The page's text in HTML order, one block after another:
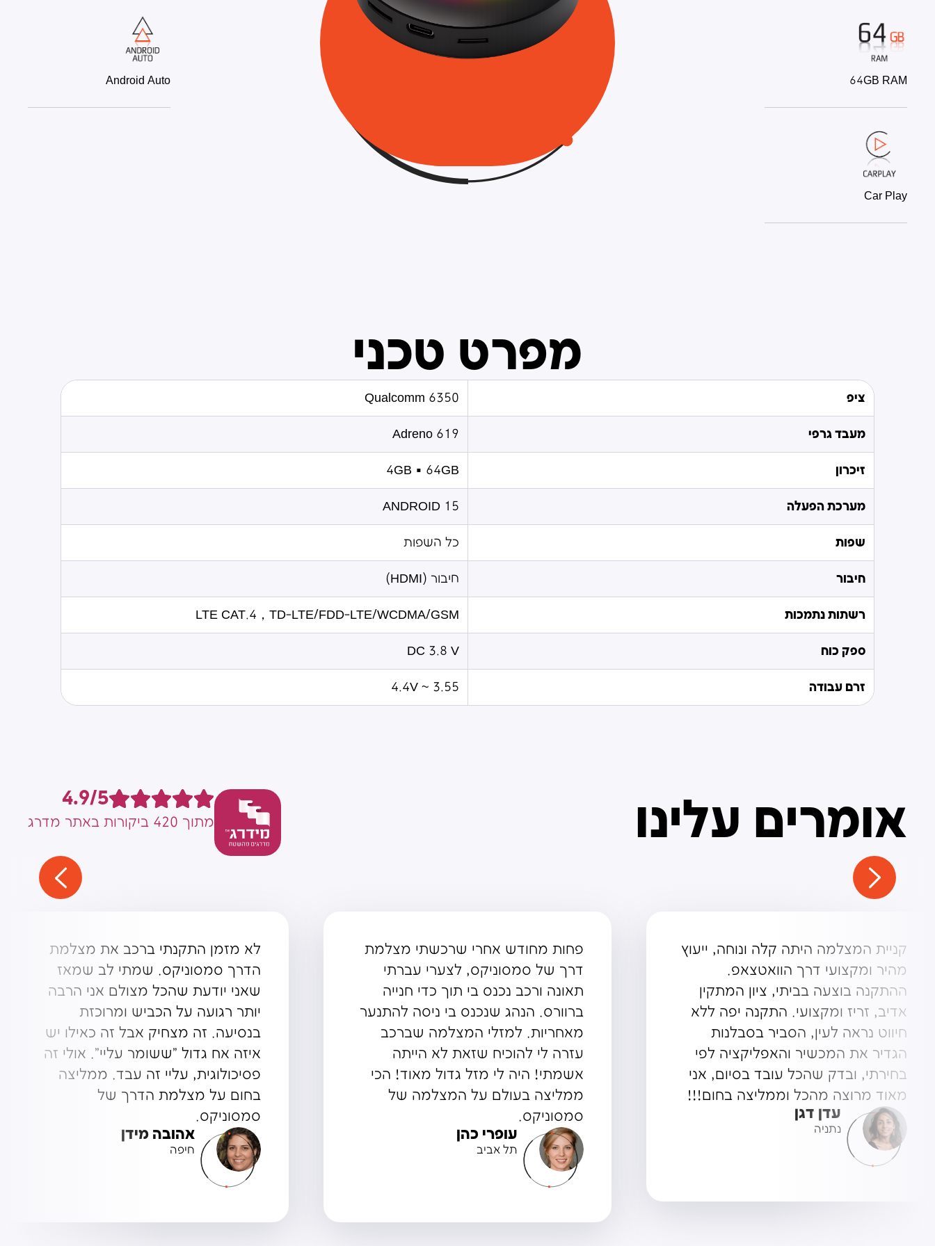
64GB RAM
Car Play
Android Auto
מפרט טכני
ציפ Qualcomm 6350
מעבד גרפי Adreno 619
זיכרון 4GB + 64GB
מערכת הפעלה ANDROID 15
שפות כל השפות
חיבור חיבור (HDMI)
רשתות נתמכות LTE CAT.4，TD-LTE/FDD-LTE/WCDMA/GSM
ספק כוח DC 3.8 V
זרם עבודה 3.55 ~ 4.4V
אומרים עלינו 4.9/5
מתוך 420 ביקורות באתר מדרג
פחות מחודש אחרי שרכשתי מצלמת
דרך של סמסוניקס, לצערי עברתי
תאונה ורכב נכנס בי תוך כדי חנייה
ברוורס. הנהג שנכנס בי ניסה להתנער
מאחריות. למזלי המצלמה שברכב
עזרה לי להוכיח שזאת לא הייתה
אשמתי! היה לי מזל גדול מאוד! הכי
ממליצה בעולם על המצלמה של
סמסוניקס.
עופרי כהן
לא מזמן התקנתי ברכב את מצלמת
הדרך סמסוניקס. שמתי לב שמאז
שאני יודעת שהכל מצולם אני הרבה
יותר רגועה על הכביש ומרוכזת
בנסיעה. זה מצחיק אבל זה כאילו יש
איזה אח גדול "ששומר עליי". אולי זה
פסיכולוגית, עליי זה עבד. ממליצה
בחום על מצלמת הדרך של
סמסוניקס.
אהובה מידן
חיפה
קניתי את ה- M7 מסמסוניקס אחרי
הרבה התלבטות. חפרתי את כל
האינטרנט בחיפושים ואני שמח
שמצאתי! מצלמה פצצה עם מלא
פונקציות במחיר מעולה! בקלות אני
נכנס דרך האפליקציה כשאני צריך.
אהבתי שיש לה גם הקלטה בחנייה,
ככה שאני יכול להיות רגוע גם כשאני
רחוק מהאוטו.
אבנר זוהר
גבעתיים